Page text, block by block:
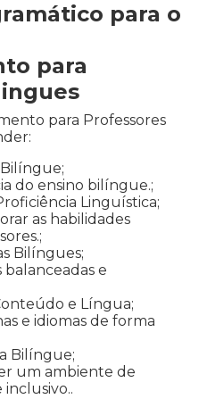
para o
para
para Professores
do ensino bilíngue.;
Linguística;
as habilidades
Bilíngues;
e
e Língua;
e idiomas de forma
Bilíngue;
um ambiente de